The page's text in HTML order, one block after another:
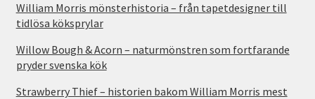
William Morris mönsterhistoria – från tapetdesigner till
tidlösa köksprylar
Willow Bough & Acorn – naturmönstren som fortfarande
pryder svenska kök
Strawberry Thief – historien bakom William Morris mest